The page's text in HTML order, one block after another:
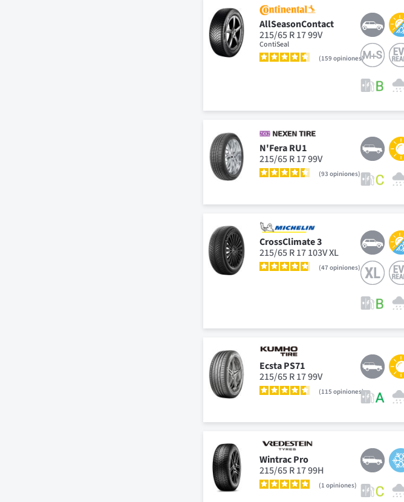
AllSeasonContact
215/65 R 17 99V
ContiSeal
159opiniones
N'Fera RU1
215/65 R 17 99V
93opiniones
CrossClimate 3
215/65 R 17 103V XL
47opiniones
Ecsta PS71
215/65 R 17 99V
115opiniones
Wintrac Pro
215/65 R 17 99H
1opiniones